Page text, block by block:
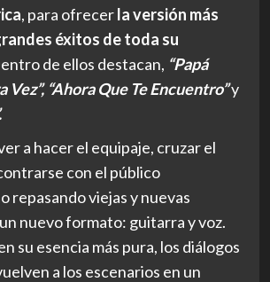
, para ofrecerla versión más
éxitos de toda su
de ellos destacan, “Papá
“Ahora Que Te Encuentro”y
a hacer el equipaje, cruzar el
con el público
repasando viejas y nuevas
nuevo formato: guitarra y voz.
su esencia más pura, los diálogos
a los escenarios en un